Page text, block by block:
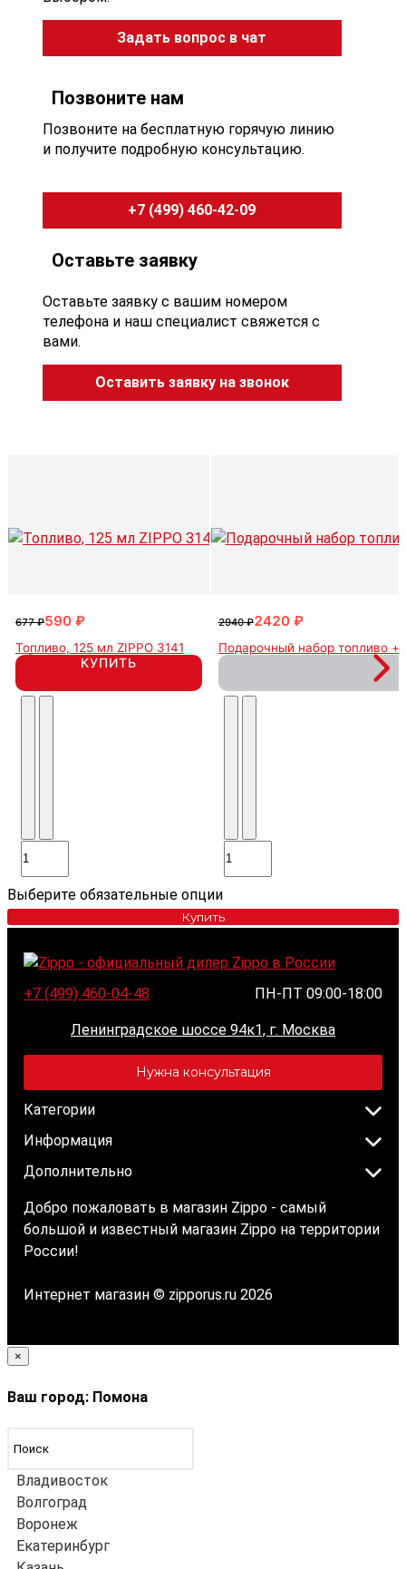
Задать вопрос в чат
Позвоните нам
Позвоните на бесплатную горячую линию
и получите подробную консультацию.
+7 (499) 460-42-09
Оставьте заявку
Оставьте заявку с вашим номером
телефона и наш специалист свяжется с
вами.
Оставить заявку на звонок
677 ₽590 ₽
Топливо, 125 мл ZIPPO 3141
КУПИТЬ
2940 ₽2420 ₽
Подарочный набор топливо +
Выберите обязательные опции
Купить
+7 (499) 460-04-48 ПН-ПТ 09:00-18:00
Ленинградское шоссе 94к1, г. Москва
Нужна консультация
Категории
Информация
Дополнительно
Добро пожаловать в магазин Zippo - самый
большой и известный магазин Zippo на территории
России!
Интернет магазин © zipporus.ru 2026
×
Ваш город: Помона
Владивосток
Волгоград
Воронеж
Екатеринбург